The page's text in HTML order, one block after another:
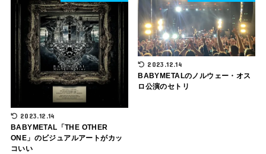
2023.12.14
BABYMETAL「THE OTHER
ONE」のビジュアルアートがカッ
コいい
2023.12.14
BABYMETALのノルウェー・オス
ロ公演のセトリ